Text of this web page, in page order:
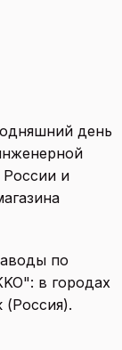
день
России и
по
в городах
(Россия).